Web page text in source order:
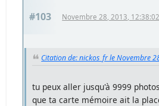
#103 Novembre 28, 2013, 12:38:02
Citation de: nickos_fr le Novembre
tu peux aller jusqu'à 9999
que ta carte mémoire ait la